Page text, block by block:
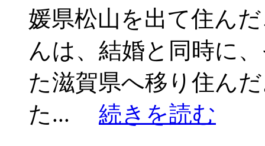
媛県松山を出て住ん
んは、結婚と同時に
た滋賀県へ移り住ん
た... 続きを読む